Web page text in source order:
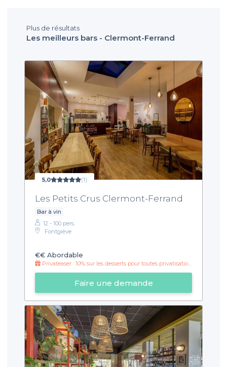
Plus de résultats
Les meilleurs bars - Clermont-Ferrand
5,0 (1)
Les Petits Crus Clermont-Ferrand
Bar à vin
12 - 100 pers.
Fontgiève
€€ Abordable
Privateaser : 10% sur les desserts pour toutes privatisations de plus de 12 personnes !
Faire une demande